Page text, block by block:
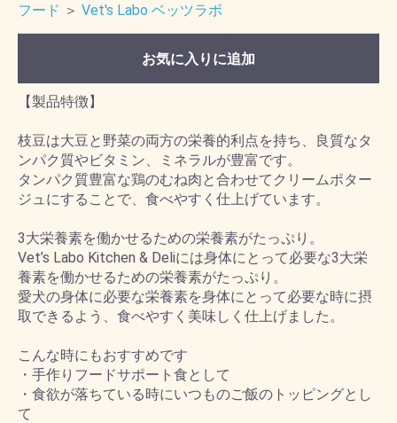
フード ＞ Vet's Labo ベッツラボ
お気に入りに追加
【製品特徴】
枝豆は大豆と野菜の両方の栄養的利点を持ち、良質なタ
ンパク質やビタミン、ミネラルが豊富です。
タンパク質豊富な鶏のむね肉と合わせてクリームポター
ジュにすることで、食べやすく仕上げています。
3大栄養素を働かせるための栄養素がたっぷり。
Vet’s Labo Kitchen & Deliには身体にとって必要な3大栄
養素を働かせるための栄養素がたっぷり。
愛犬の身体に必要な栄養素を身体にとって必要な時に摂
取できるよう、食べやすく美味しく仕上げました。
こんな時にもおすすめです
・手作りフードサポート食として
・食欲が落ちている時にいつものご飯のトッピングとし
て